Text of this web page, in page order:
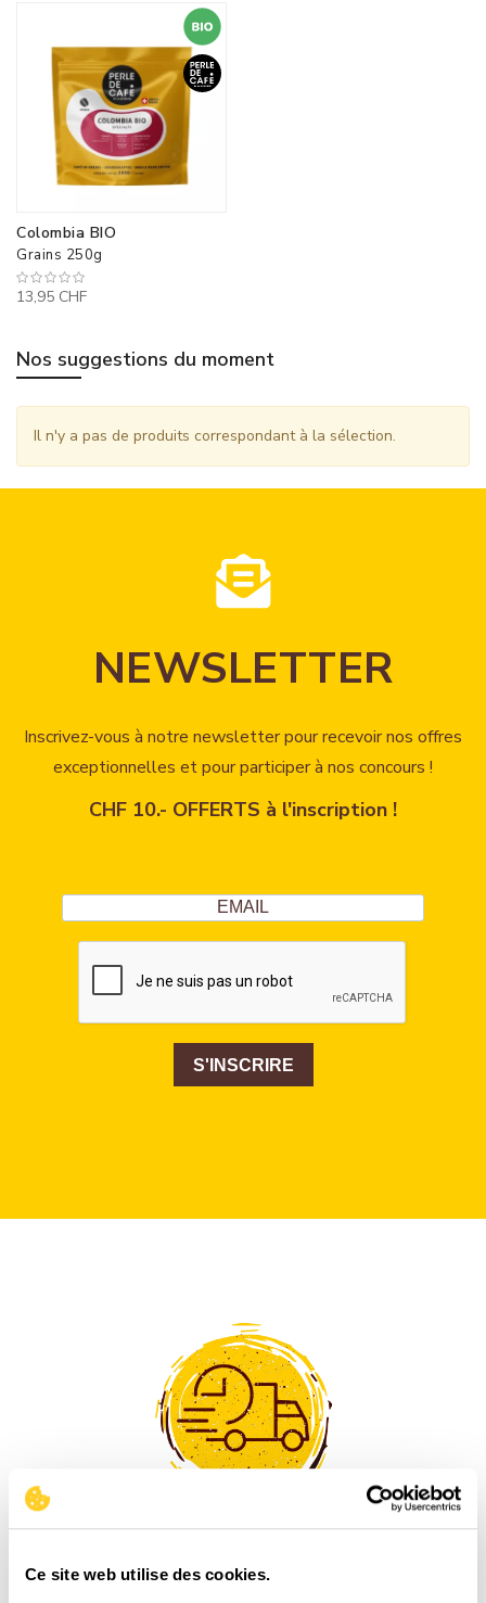
Ce site web utilise des cookies.
Colombia BIO
Grains 250g
13,95 CHF
Nos suggestions du moment
Il n'y a pas de produits correspondant à la sélection.
NEWSLETTER
Inscrivez-vous à notre newsletter pour recevoir nos offres
exceptionnelles et pour participer à nos concours !
CHF 10.- OFFERTS à l'inscription !
S'INSCRIRE
RAPIDE